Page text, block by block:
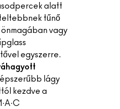
alatt
tűnő
vagy
egyszerre.
lágy
kezdve a